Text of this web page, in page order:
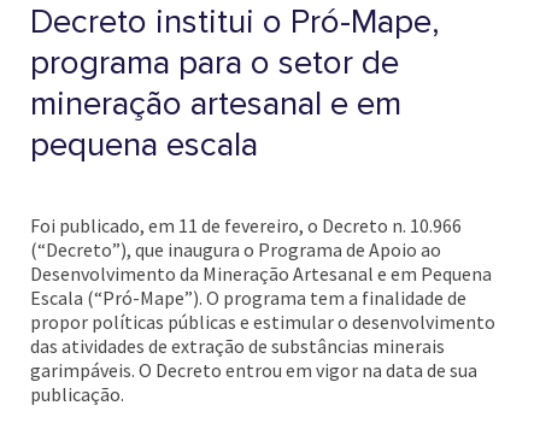
Decreto institui o Pró-Mape,
programa para o setor de
mineração artesanal e em
pequena escala
Foi publicado, em 11 de fevereiro, o Decreto n. 10.966
(“Decreto”), que inaugura o Programa de Apoio ao
Desenvolvimento da Mineração Artesanal e em Pequena
Escala (“Pró-Mape”). O programa tem a finalidade de
propor políticas públicas e estimular o desenvolvimento
das atividades de extração de substâncias minerais
garimpáveis. O Decreto entrou em vigor na data de sua
publicação.